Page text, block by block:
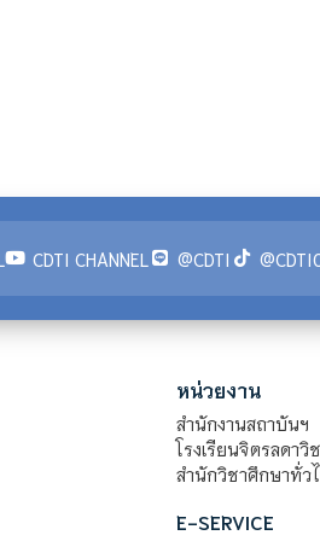
CDTI CHANNEL @CDTI
หน่วยงาน
สำนักงานสถาบันฯ
โรงเรียนจิตรลดาวิ
สำนักวิชาศึกษาทั่ว
E-SERVICE